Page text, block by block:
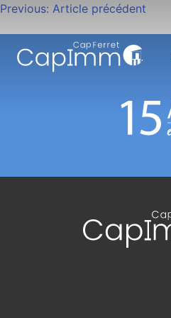
Navigation
de
l’article
Previous: Article précédent